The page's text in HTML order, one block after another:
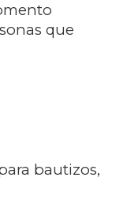
que
bautizos,